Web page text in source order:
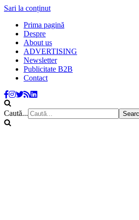
Sari la conținut
Prima pagină
Despre
About us
ADVERTISING
Newsletter
Publicitate B2B
Contact
Caută...